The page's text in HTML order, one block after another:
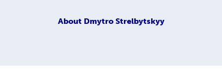
About Dmytro Strelbytskyy